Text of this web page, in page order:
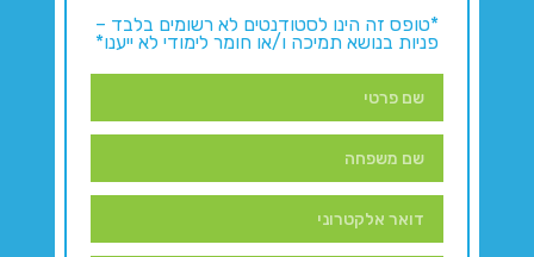
*טופס זה הינו לסטודנטים לא רשומים בלבד –
פניות בנושא תמיכה ו/או חומר לימודי לא ייענו*